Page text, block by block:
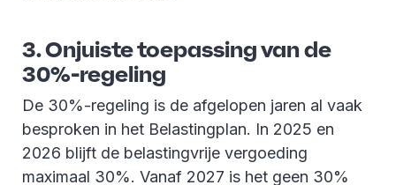
3. Onjuiste toepassing van de
30%-regeling
De 30%-regeling is de afgelopen jaren al vaak
besproken in het Belastingplan. In 2025 en
2026 blijft de belastingvrije vergoeding
maximaal 30%. Vanaf 2027 is het geen 30%